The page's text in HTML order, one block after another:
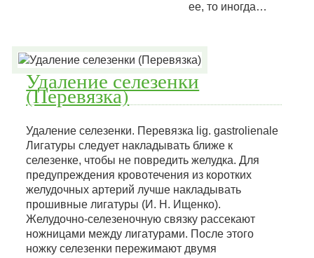
ее, то иногда…
Удаление селезенки
(Перевязка)
Удаление селезенки. Перевязка lig. gastrolienale
Лигатуры следует накладывать ближе к
селезенке, чтобы не повредить желудка. Для
предупреждения кровотечения из коротких
желудочных артерий лучше накладывать
прошивные лигатуры (И. Н. Ищенко).
Желудочно-селезеночную связку рассекают
ножницами между лигатурами. После этого
ножку селезенки пережимают двумя